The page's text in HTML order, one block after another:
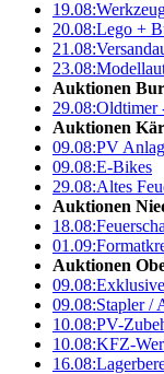
19.08:
20.08:Lego +
21.08:
23.08:
Auktionen
29.08:Oldtimer
Auktionen
09.08:PV
09.08:E-Bikes
29.08:Altes
Auktionen
18.08:
01.09:
Auktionen
09.08:
09.08:Stapler /
10.08:PV-
10.08:KFZ-
16.08: